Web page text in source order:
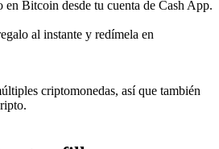
en Bitcoin desde tu cuenta de Cash App.
al instante y redímela en
criptomonedas, así que también